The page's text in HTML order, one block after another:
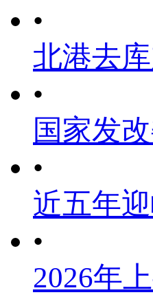
•
北港去
•
国家发
•
近五年
•
2026年